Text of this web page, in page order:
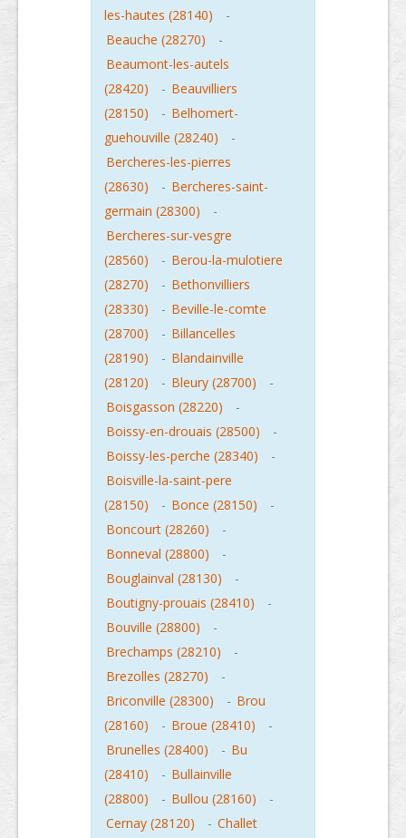
les-hautes (28140)
-
Beauche (28270)
-
Beaumont-les-autels
(28420)
- Beauvilliers
(28150)
- Belhomert-
guehouville (28240)
-
Bercheres-les-pierres
(28630)
- Bercheres-saint-
germain (28300)
-
Bercheres-sur-vesgre
(28560)
- Berou-la-mulotiere
(28270)
- Bethonvilliers
(28330)
- Beville-le-comte
(28700)
- Billancelles
(28190)
- Blandainville
(28120)
- Bleury (28700)
-
Boisgasson (28220)
-
Boissy-en-drouais (28500)
-
Boissy-les-perche (28340)
-
Boisville-la-saint-pere
(28150)
- Bonce (28150)
-
Boncourt (28260)
-
Bonneval (28800)
-
Bouglainval (28130)
-
Boutigny-prouais (28410)
-
Bouville (28800)
-
Brechamps (28210)
-
Brezolles (28270)
-
Briconville (28300)
- Brou
(28160)
- Broue (28410)
-
Brunelles (28400)
- Bu
(28410)
- Bullainville
(28800)
- Bullou (28160)
-
Cernay (28120)
- Challet